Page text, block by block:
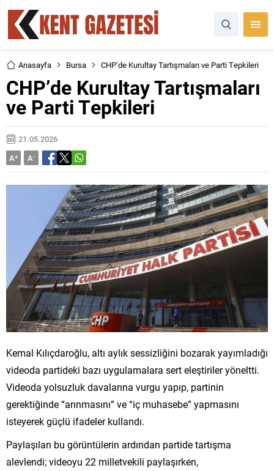
Anasayfa Bursa CHP’de Kurultay Tartışmaları ve Parti Tepkileri
CHP’de Kurultay Tartışmaları
ve Parti Tepkileri
21.05.2026
A+ A-
Kemal Kılıçdaroğlu, altı aylık sessizliğini bozarak yayımladığı
videoda partideki bazı uygulamalara sert eleştiriler yöneltti.
Videoda yolsuzluk davalarına vurgu yapıp, partinin
gerektiğinde “arınmasını” ve “iç muhasebe” yapmasını
isteyerek güçlü ifadeler kullandı.
Paylaşılan bu görüntülerin ardından partide tartışma
alevlendi; videoyu 22 milletvekili paylaşırken,